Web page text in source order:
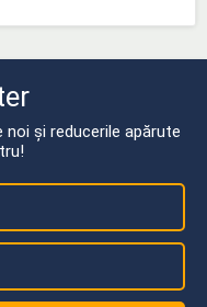
noi și reducerile apărute